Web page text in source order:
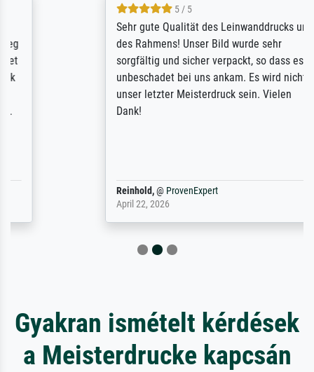
5 / 5
Sehr gute Qualität des Leinwanddrucks und
des Rahmens! Unser Bild wurde sehr
sorgfältig und sicher verpackt, so dass es
unbeschadet bei uns ankam. Es wird nicht
unser letzter Meisterdruck sein. Vielen
ProvenExpert
Gyakran ismételt kérdések
a Meisterdrucke kapcsán